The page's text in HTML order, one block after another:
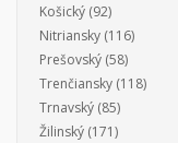
Košický (92)
Nitriansky (116)
Prešovský (58)
Trenčiansky (118)
Trnavský (85)
Žilinský (171)